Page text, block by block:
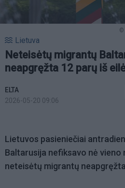
©
Lietuva
Neteisėtų migrantų
neapgręžta 12 parų iš
ELTA
2026-05-20 09:06
Lietuvos pasieniečiai
Baltarusija nefiksavo nė
neteisėtų migrantų